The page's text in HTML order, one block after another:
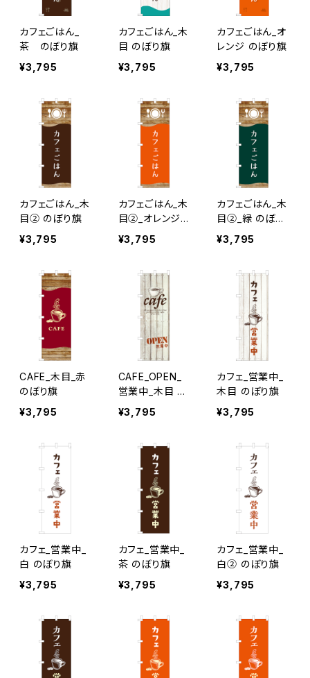
カフェごはん_
茶 のぼり旗
¥3,795
カフェごはん_木
目 のぼり旗
¥3,795
カフェごはん_オ
レンジ のぼり旗
¥3,795
カフェごはん_木
目② のぼり旗
¥3,795
カフェごはん_木
目②_オレンジ
のぼり旗
¥3,795
カフェごはん_木
目②_緑 のぼり
旗
¥3,795
CAFE_木目_赤
のぼり旗
¥3,795
CAFE_OPEN_
営業中_木目 の
ぼり旗
¥3,795
カフェ_営業中_
木目 のぼり旗
¥3,795
カフェ_営業中_
白 のぼり旗
¥3,795
カフェ_営業中_
茶 のぼり旗
¥3,795
カフェ_営業中_
白② のぼり旗
¥3,795